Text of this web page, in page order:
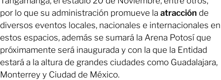
por lo que su administración promueve la atracción de
diversos eventos locales, nacionales e internacionales en
estos espacios, además se sumará la Arena Potosí que
próximamente será inaugurada y con la que la Entidad
estará a la altura de grandes ciudades como Guadalajara,
Monterrey y Ciudad de México.